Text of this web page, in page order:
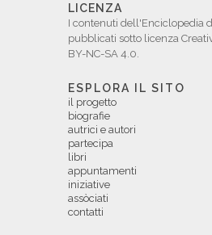
LICENZA
I contenuti dell'Enciclopedia
pubblicati sotto licenza
BY-NC-SA 4.0.
ESPLORA IL SITO
il progetto
biografie
autrici e autori
partecipa
libri
appuntamenti
iniziative
assòciati
contatti